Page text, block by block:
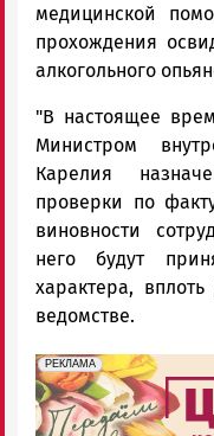
медицинской
прохождения
алкогольного
"В настоящее
Министром
Карелия
проверки по
виновности
него будут
характера,
ведомстве.
erid: 2SDnjdAF4V7
РЕКЛАМА
Реклама